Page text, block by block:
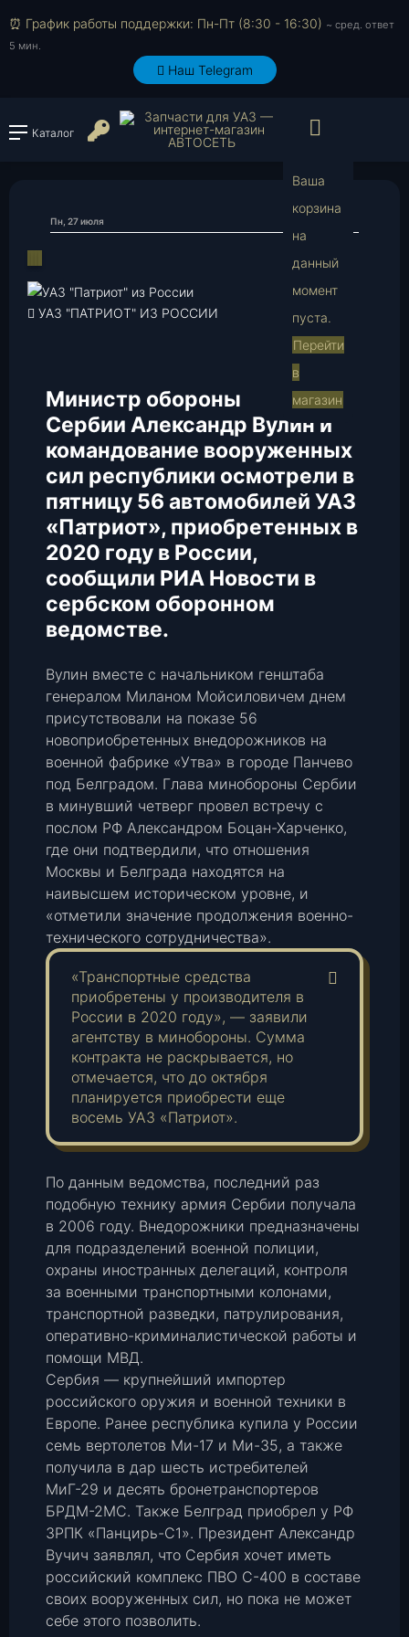
⏰ График работы поддержки: Пн-Пт (8:30 - 16:30) ~ сред. ответ
5 мин.
Наш Telegram
Каталог Войти или
Ваша
корзина
на
данный
момент
пуста.
Перейти
в
магазин
Пн, 27 июля
электронную
почту
УАЗ "ПАТРИОТ" ИЗ РОССИИ
Министр обороны
Сербии Александр Вулин и
командование вооруженных
сил республики осмотрели в
пятницу 56 автомобилей УАЗ
«Патриот», приобретенных в
2020 году в России,
сообщили РИА Новости в
сербском оборонном
ведомстве.
Вулин вместе с начальником генштаба
генералом Миланом Мойсиловичем днем
присутствовали на показе 56
новоприобретенных внедорожников на
военной фабрике «Утва» в городе Панчево
под Белградом. Глава минобороны Сербии
в минувший четверг провел встречу с
послом РФ Александром Боцан-Харченко,
где они подтвердили, что отношения
Москвы и Белграда находятся на
наивысшем историческом уровне, и
«отметили значение продолжения военно-
технического сотрудничества».
«Транспортные средства
приобретены у производителя в
России в 2020 году», — заявили
агентству в минобороны. Сумма
контракта не раскрывается, но
отмечается, что до октября
планируется приобрести еще
восемь УАЗ «Патриот».
По данным ведомства, последний раз
подобную технику армия Сербии получала
в 2006 году. Внедорожники предназначены
для подразделений военной полиции,
охраны иностранных делегаций, контроля
за военными транспортными колонами,
транспортной разведки, патрулирования,
оперативно-криминалистической работы и
помощи МВД.
Сербия — крупнейший импортер
российского оружия и военной техники в
Европе. Ранее республика купила у России
семь вертолетов Ми-17 и Ми-35, а также
получила в дар шесть истребителей
МиГ-29 и десять бронетранспортеров
БРДМ-2МС. Также Белград приобрел у РФ
ЗРПК «Панцирь-С1». Президент Александр
Вучич заявлял, что Сербия хочет иметь
российский комплекс ПВО С-400 в составе
своих вооруженных сил, но пока не может
себе этого позволить.